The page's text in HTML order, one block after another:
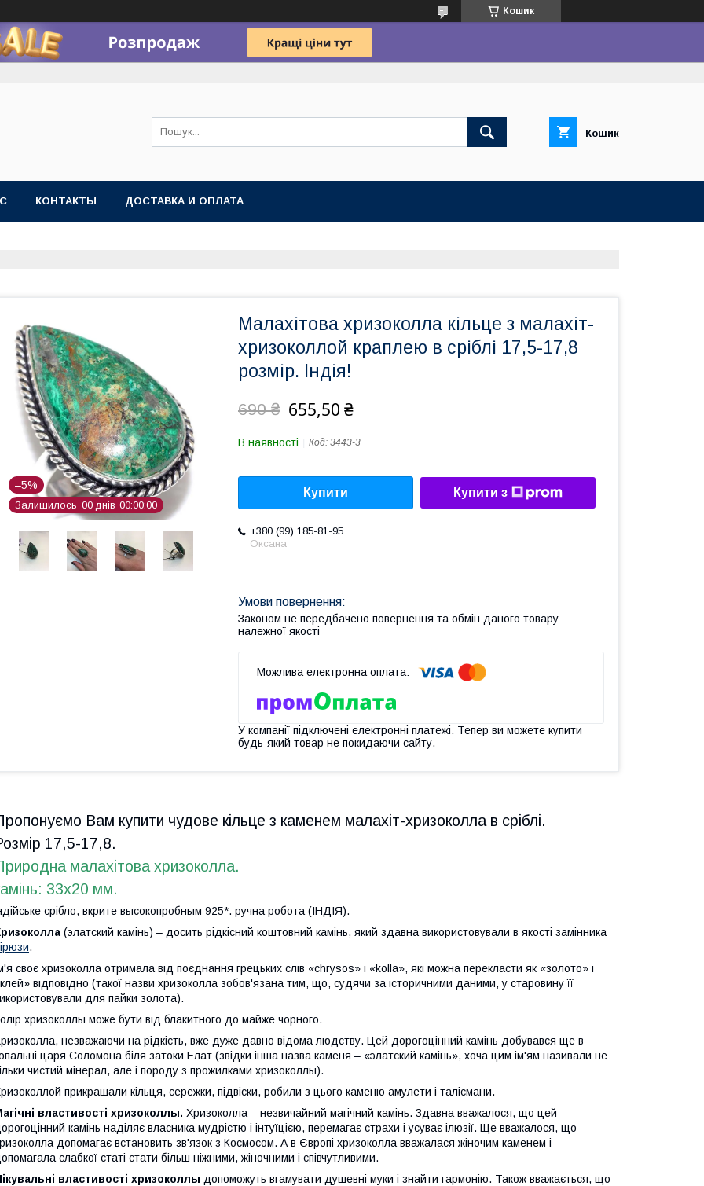
Кошик
Кошик
КОНТАКТЫ ДОСТАВКА И ОПЛАТА
–5%
Залишилось 00 днів 00 00 00
Малахітова хризоколла кільце з малахіт-
хризоколлой краплею в сріблі 17,5-17,8
розмір. Індія!
690 ₴ 655,50 ₴
В наявності Код: 3443-3
Купити Купити з
+380 (99) 185-81-95
Оксана
Законом не передбачено повернення та обмін даного товару
належної якості
У компанії підключені електронні платежі. Тепер ви можете купити
будь-який товар не покидаючи сайту.
Вам купити чудове кільце з каменем малахіт-хризоколла в сріблі.
17,5-17,8.
малахітова хризоколла.
33х20 мм.
срібло, вкрите высокопробным 925*. ручна робота (ІНДІЯ).
(элатский камінь) – досить рідкісний коштовний камінь, який здавна використовували в якості замінника
.
своє хризоколла отримала від поєднання грецьких слів «chrysos» і «kolla», які можна перекласти як «золото» і
відповідно (такої назви хризоколла зобов'язана тим, що, судячи за історичними даними, у старовину її
для пайки золота).
хризоколлы може бути від блакитного до майже чорного.
незважаючи на рідкість, вже дуже давно відома людству. Цей дорогоцінний камінь добувався ще в
царя Соломона біля затоки Елат (звідки інша назва каменя – «элатский камінь», хоча цим ім'ям називали не
чистий мінерал, але і породу з прожилками хризоколлы).
прикрашали кільця, сережки, підвіски, робили з цього каменю амулети і талісмани.
властивості хризоколлы. Хризоколла – незвичайний магічний камінь. Здавна вважалося, що цей
камінь наділяє власника мудрістю і інтуїцією, перемагає страхи і усуває ілюзії. Ще вважалося, що
допомагає встановить зв'язок з Космосом. А в Європі хризоколла вважалася жіночим каменем і
слабкої статі стати більш ніжними, жіночними і співчутливими.
властивості хризоколлы допоможуть вгамувати душевні муки і знайти гармонію. Також вважається, що